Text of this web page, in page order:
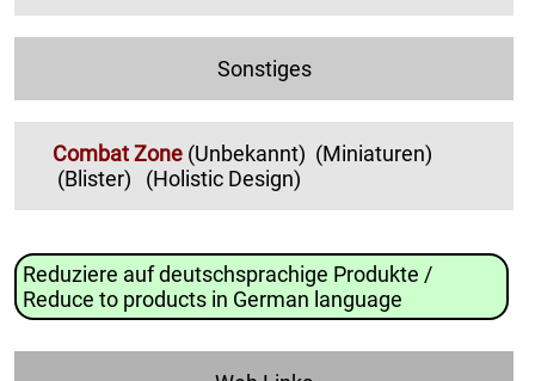
Sonstiges
Combat Zone (Unbekannt) (Miniaturen)
(Blister)
(Holistic Design)
Reduziere auf deutschsprachige Produkte /
Reduce to products in German language